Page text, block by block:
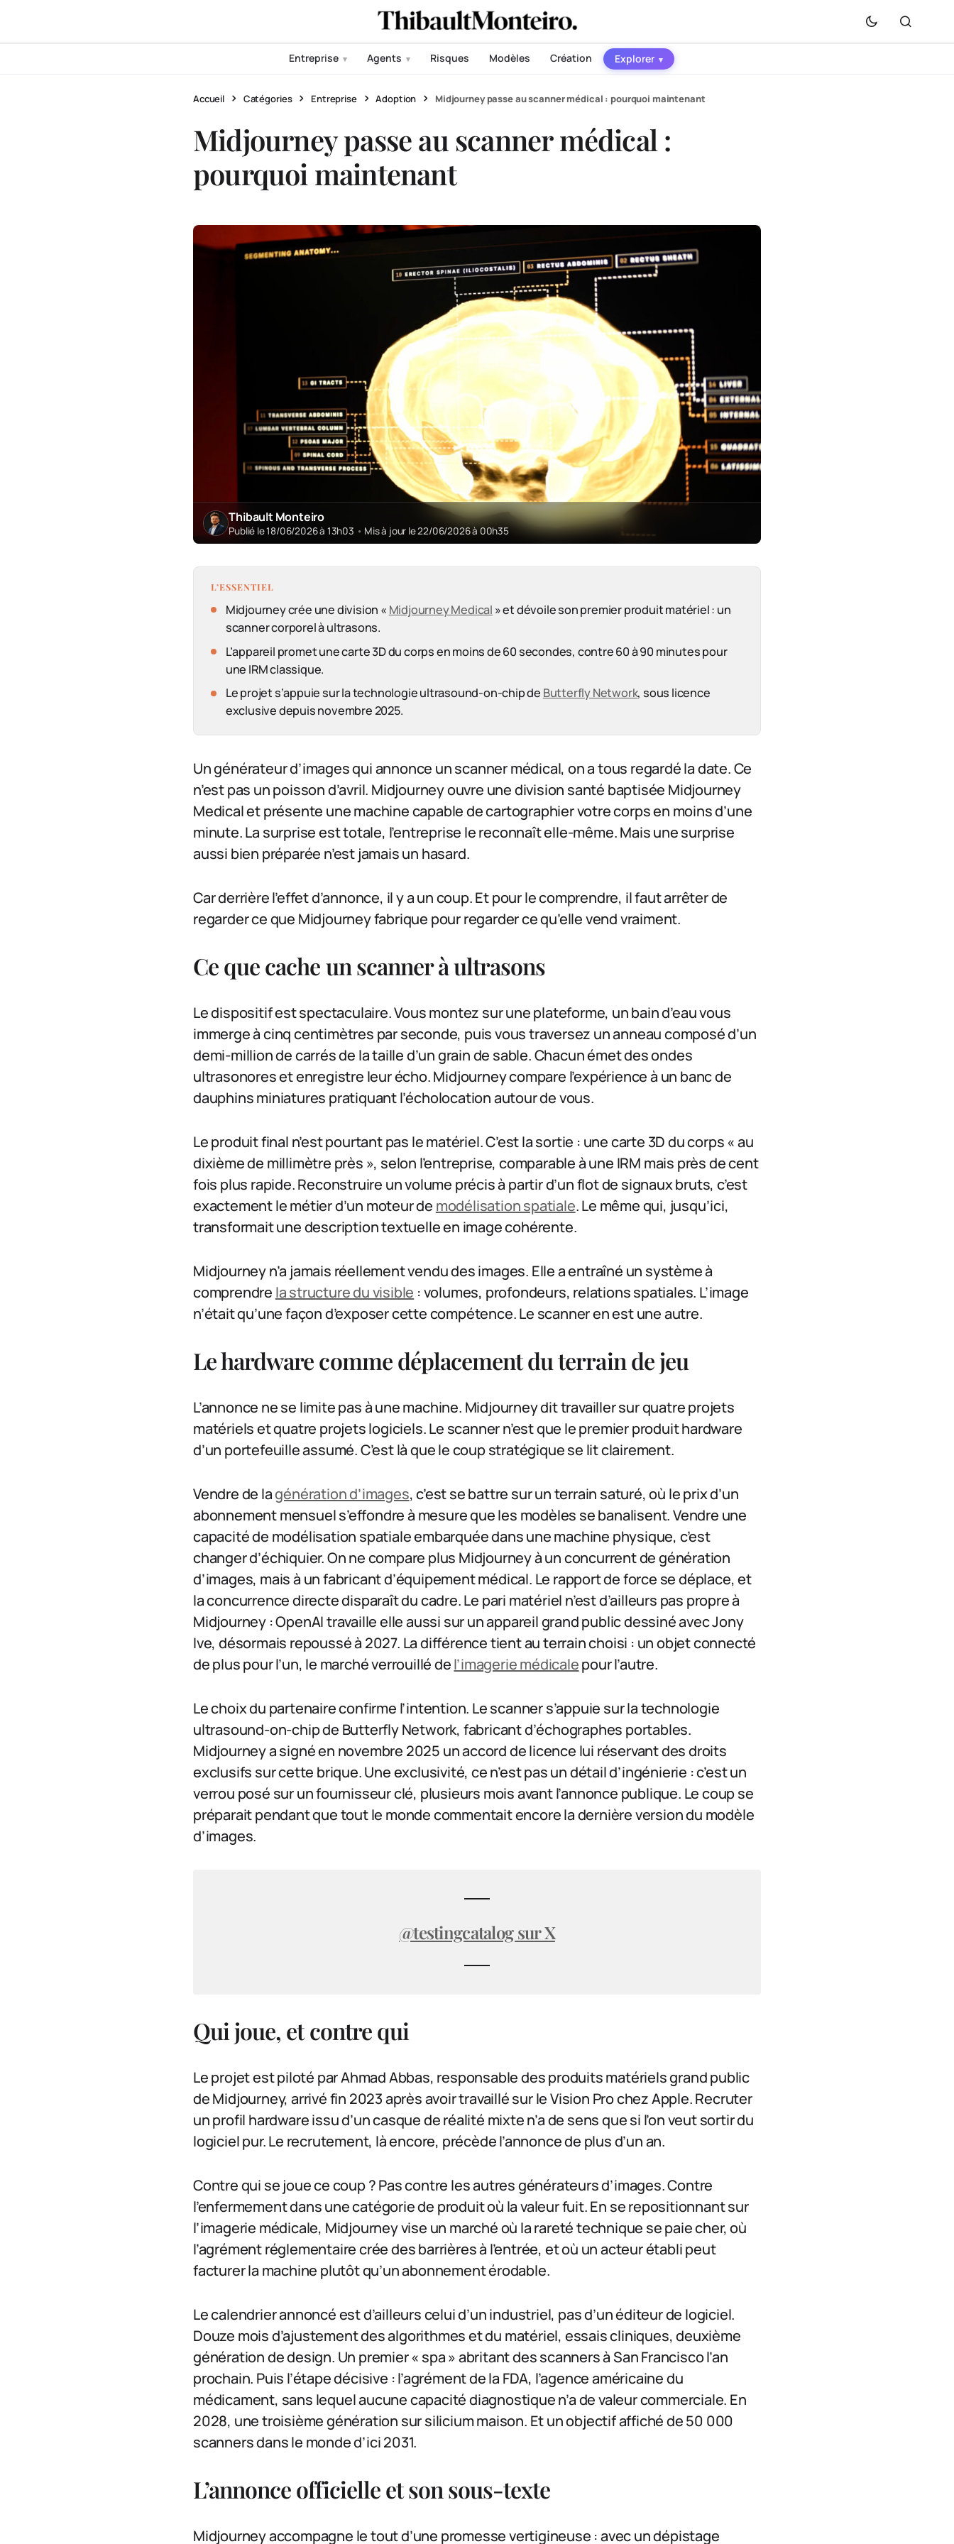
Entreprise ▾ Agents ▾ Risques Modèles Création Explorer ▾
Accueil Catégories Entreprise Adoption Midjourney passe au scanner médical : pourquoi maintenant
Midjourney passe au scanner médical :
pourquoi maintenant
Thibault Monteiro
Publié le 18/06/2026 à 13h03 • Mis à jour le 22/06/2026 à 00h35
L’ESSENTIEL
Midjourney crée une division « Midjourney Medical » et dévoile son premier produit matériel : un
scanner corporel à ultrasons.
L’appareil promet une carte 3D du corps en moins de 60 secondes, contre 60 à 90 minutes pour
une IRM classique.
Le projet s’appuie sur la technologie ultrasound-on-chip de Butterfly Network, sous licence
exclusive depuis novembre 2025.
Un générateur d’images qui annonce un scanner médical, on a tous regardé la date. Ce
n’est pas un poisson d’avril. Midjourney ouvre une division santé baptisée Midjourney
Medical et présente une machine capable de cartographier votre corps en moins d’une
minute. La surprise est totale, l’entreprise le reconnaît elle-même. Mais une surprise
aussi bien préparée n’est jamais un hasard.
Car derrière l’effet d’annonce, il y a un coup. Et pour le comprendre, il faut arrêter de
regarder ce que Midjourney fabrique pour regarder ce qu’elle vend vraiment.
Ce que cache un scanner à ultrasons
Le dispositif est spectaculaire. Vous montez sur une plateforme, un bain d’eau vous
immerge à cinq centimètres par seconde, puis vous traversez un anneau composé d’un
demi-million de carrés de la taille d’un grain de sable. Chacun émet des ondes
ultrasonores et enregistre leur écho. Midjourney compare l’expérience à un banc de
dauphins miniatures pratiquant l’écholocation autour de vous.
Le produit final n’est pourtant pas le matériel. C’est la sortie : une carte 3D du corps « au
dixième de millimètre près », selon l’entreprise, comparable à une IRM mais près de cent
fois plus rapide. Reconstruire un volume précis à partir d’un flot de signaux bruts, c’est
exactement le métier d’un moteur de modélisation spatiale. Le même qui, jusqu’ici,
transformait une description textuelle en image cohérente.
Midjourney n’a jamais réellement vendu des images. Elle a entraîné un système à
comprendre la structure du visible : volumes, profondeurs, relations spatiales. L’image
n’était qu’une façon d’exposer cette compétence. Le scanner en est une autre.
Le hardware comme déplacement du terrain de jeu
L’annonce ne se limite pas à une machine. Midjourney dit travailler sur quatre projets
matériels et quatre projets logiciels. Le scanner n’est que le premier produit hardware
d’un portefeuille assumé. C’est là que le coup stratégique se lit clairement.
Vendre de lagénération d’images, c’est se battre sur un terrain saturé, où le prix d’un
abonnement mensuel s’effondre à mesure que les modèles se banalisent. Vendre une
capacité de modélisation spatiale embarquée dans une machine physique, c’est
changer d’échiquier. On ne compare plus Midjourney à un concurrent de génération
d’images, mais à un fabricant d’équipement médical. Le rapport de force se déplace, et
la concurrence directe disparaît du cadre. Le pari matériel n’est d’ailleurs pas propre à
Midjourney : OpenAI travaille elle aussi sur un appareil grand public dessiné avec Jony
Ive, désormais repoussé à 2027. La différence tient au terrain choisi : un objet connecté
de plus pour l’un, le marché verrouillé del’imagerie médicalepour l’autre.
Le choix du partenaire confirme l’intention. Le scanner s’appuie sur la technologie
ultrasound-on-chip de Butterfly Network, fabricant d’échographes portables.
Midjourney a signé en novembre 2025 un accord de licence lui réservant des droits
exclusifs sur cette brique. Une exclusivité, ce n’est pas un détail d’ingénierie : c’est un
verrou posé sur un fournisseur clé, plusieurs mois avant l’annonce publique. Le coup se
préparait pendant que tout le monde commentait encore la dernière version du modèle
d’images.
@testingcatalog sur X
Qui joue, et contre qui
Le projet est piloté par Ahmad Abbas, responsable des produits matériels grand public
de Midjourney, arrivé fin 2023 après avoir travaillé sur le Vision Pro chez Apple. Recruter
un profil hardware issu d’un casque de réalité mixte n’a de sens que si l’on veut sortir du
logiciel pur. Le recrutement, là encore, précède l’annonce de plus d’un an.
Contre qui se joue ce coup ? Pas contre les autres générateurs d’images. Contre
l’enfermement dans une catégorie de produit où la valeur fuit. En se repositionnant sur
l’imagerie médicale, Midjourney vise un marché où la rareté technique se paie cher, où
l’agrément réglementaire crée des barrières à l’entrée, et où un acteur établi peut
facturer la machine plutôt qu’un abonnement érodable.
Le calendrier annoncé est d’ailleurs celui d’un industriel, pas d’un éditeur de logiciel.
Douze mois d’ajustement des algorithmes et du matériel, essais cliniques, deuxième
génération de design. Un premier « spa » abritant des scanners à San Francisco l’an
prochain. Puis l’étape décisive : l’agrément de la FDA, l’agence américaine du
médicament, sans lequel aucune capacité diagnostique n’a de valeur commerciale. En
2028, une troisième génération sur silicium maison. Et un objectif affiché de 50 000
scanners dans le monde d’ici 2031.
L’annonce officielle et son sous-texte
Midjourney accompagne le tout d’une promesse vertigineuse : avec un dépistage